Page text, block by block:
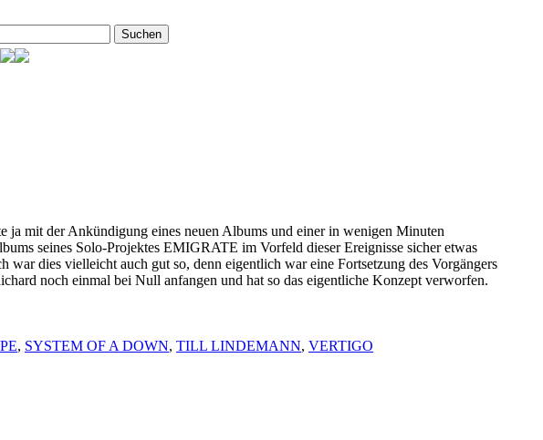
mit der Ankündigung eines neuen Albums und einer in wenigen Minuten
seines Solo-Projektes EMIGRATE im Vorfeld dieser Ereignisse sicher etwas
dies vielleicht auch gut so, denn eigentlich war eine Fortsetzung des Vorgängers
noch einmal bei Null anfangen und hat so das eigentliche Konzept verworfen.
, SYSTEM OF A DOWN, TILL LINDEMANN, VERTIGO